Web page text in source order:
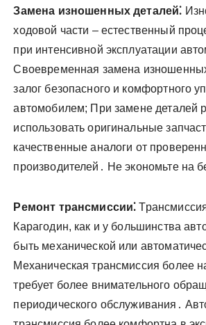
Замена изношенных деталей⁚
ходовой части – естественный
при интенсивной эксплуатации
Своевременная замена
залог безопасного и комфортного
автомобилем; При замене деталей
использовать оригинальные
качественные аналоги от
производителей․ Не экономьте на
Ремонт трансмиссии⁚
Карагодин, как и у большинства
быть механической или
Механическая трансмиссия более
требует более внимательного
периодического обслуживания․